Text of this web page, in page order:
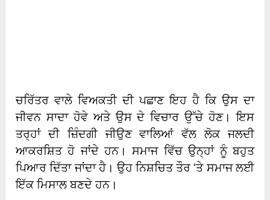
ਚਰਿੱਤਰ ਵਾਲੇ ਵਿਅਕਤੀ ਦੀ ਪਛਾਣ ਇਹ ਹੈ ਕਿ ਉਸ ਦਾ
ਜੀਵਨ ਸਾਦਾ ਹੋਵੇ ਅਤੇ ਉਸ ਦੇ ਵਿਚਾਰ ਉੱਚੇ ਹੋਣ। ਇਸ
ਤਰ੍ਹਾਂ ਦੀ ਜ਼ਿੰਦਗੀ ਜੀਉਣ ਵਾਲਿਆਂ ਵੱਲ ਲੋਕ ਜਲਦੀ
ਆਕਰਸ਼ਿਤ ਹੋ ਜਾਂਦੇ ਹਨ। ਸਮਾਜ ਵਿੱਚ ਉਨ੍ਹਾਂ ਨੂੰ ਬਹੁਤ
ਪਿਆਰ ਦਿੱਤਾ ਜਾਂਦਾ ਹੈ। ਉਹ ਨਿਸ਼ਚਿਤ ਤੌਰ ‘ਤੇ ਸਮਾਜ ਲਈ
ਇੱਕ ਮਿਸਾਲ ਬਣਦੇ ਹਨ।